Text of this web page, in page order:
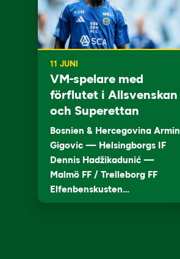
11 JUNI
VM-spelare med
förflutet i Allsvenskan
och Superettan
Bosnien & Hercegovina Armin
Gigovic — Helsingborgs IF
Dennis Hadžikadunić —
Malmö FF / Trelleborg FF
Elfenbenskusten…